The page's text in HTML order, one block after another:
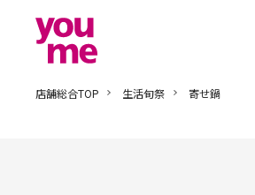
店舗総合TOP 生活旬祭 寄せ鍋